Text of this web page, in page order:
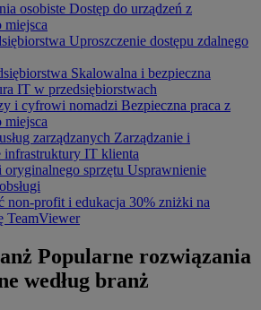
osobiste Dostęp do urządzeń z
miejsca
Uproszczenie dostępu zdalnego
Skalowalna i bezpieczna
IT w przedsiębiorstwach
i cyfrowi nomadzi Bezpieczna praca z
miejsca
zarządzanych Zarządzanie i
infrastruktury IT klienta
oryginalnego sprzętu Usprawnienie
non-profit i edukacja 30% zniżki na
TeamViewer
Popularne rozwiązania
według branż